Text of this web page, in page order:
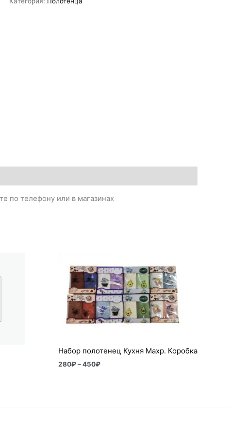
по телефону или в магазинах
Набор полотенец Кухня Махр. Коробка
280₽ – 450₽
цен:
280₽
–
450₽